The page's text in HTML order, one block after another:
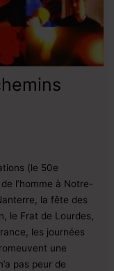
(le 50e
l’homme à Notre-
la fête des
le Frat de Lourdes,
les journées
une
pas peur de